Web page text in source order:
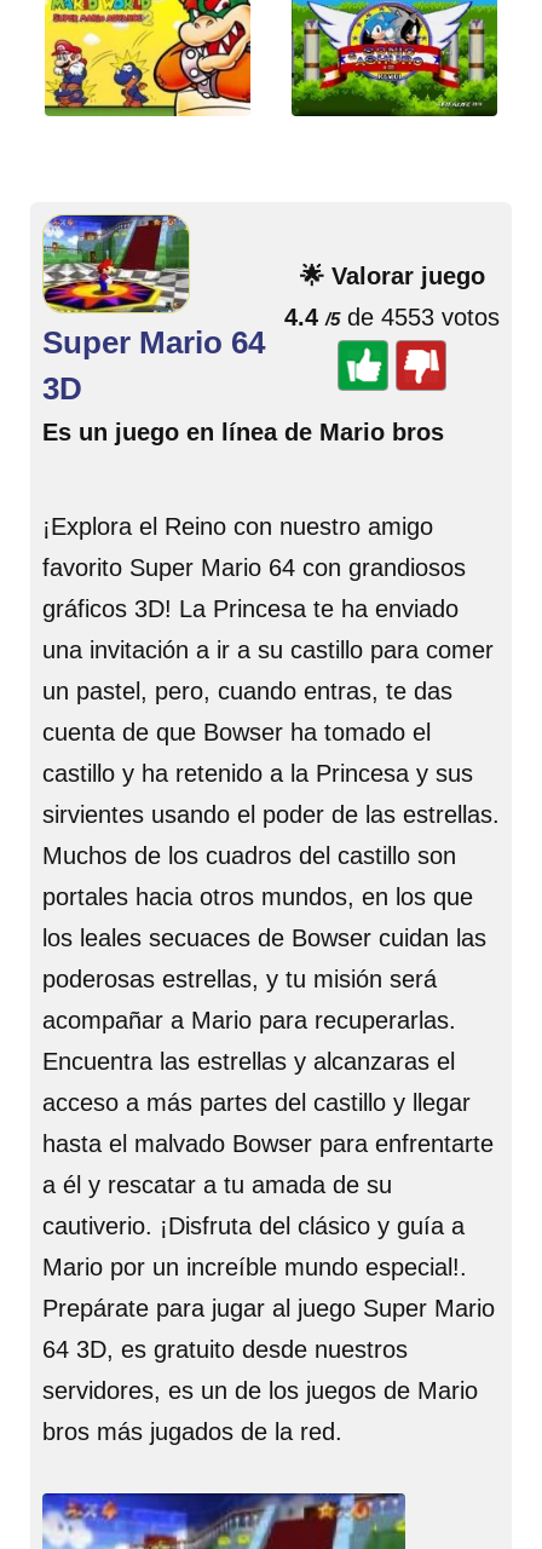
🌟 Valorar juego
4.4 /5de 4553 votos
Super Mario 64
3D
Es un juego en línea de Mario bros
¡Explora el Reino con nuestro amigo
favorito Super Mario 64 con grandiosos
gráficos 3D! La Princesa te ha enviado
una invitación a ir a su castillo para comer
un pastel, pero, cuando entras, te das
cuenta de que Bowser ha tomado el
castillo y ha retenido a la Princesa y sus
sirvientes usando el poder de las estrellas.
Muchos de los cuadros del castillo son
portales hacia otros mundos, en los que
los leales secuaces de Bowser cuidan las
poderosas estrellas, y tu misión será
acompañar a Mario para recuperarlas.
Encuentra las estrellas y alcanzaras el
acceso a más partes del castillo y llegar
hasta el malvado Bowser para enfrentarte
a él y rescatar a tu amada de su
cautiverio. ¡Disfruta del clásico y guía a
Mario por un increíble mundo especial!.
Prepárate para jugar al juego Super Mario
64 3D, es gratuito desde nuestros
servidores, es un de los juegos de Mario
bros más jugados de la red.